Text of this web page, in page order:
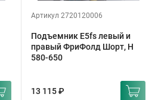
Артикул 2720120006
Подъемник E5fs левый и
правый ФриФолд Шорт, H
580-650
13 115 ₽